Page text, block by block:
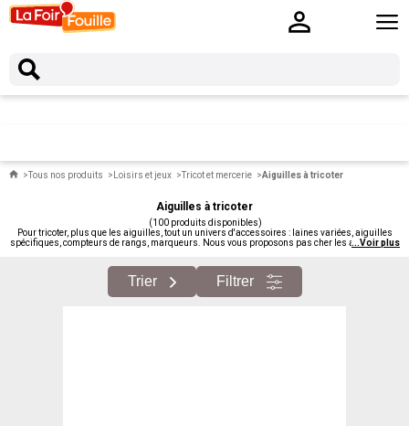
Tous nos produits Loisirs et jeux Tricot et mercerie Aiguilles à tricoter
Aiguilles à tricoter
(100 produits disponibles)
Pour tricoter, plus que les aiguilles, tout un univers d'accessoires : laines variées, aiguilles
spécifiques, compteurs de rangs, marqueurs. Nous vous proposons pas cher les accessoires
...Voir plus
Trier Filtrer